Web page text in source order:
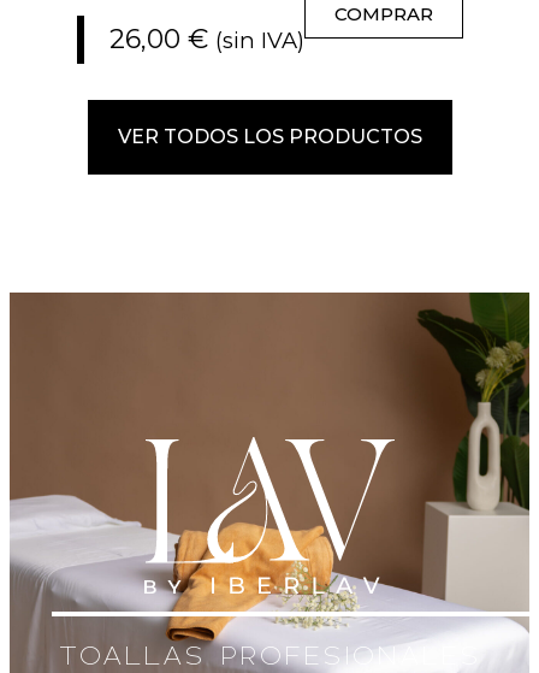
26,00 € (sin IVA)
COMPRAR
VER TODOS LOS PRODUCTOS
TOALLAS PROFESIONALES